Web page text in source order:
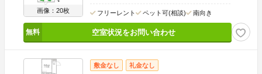
画像：20枚 フリーレント ペット可(相談) 南向き
空室状況をお問い合わせ
敷金なし 礼金なし